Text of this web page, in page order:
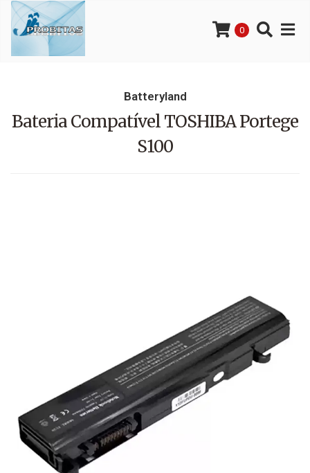
0
Batteryland
Bateria Compatível TOSHIBA Portege
S100